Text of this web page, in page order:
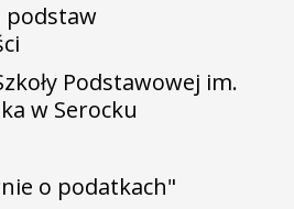
podstaw
Podstawowej im.
w Serocku
o podatkach"